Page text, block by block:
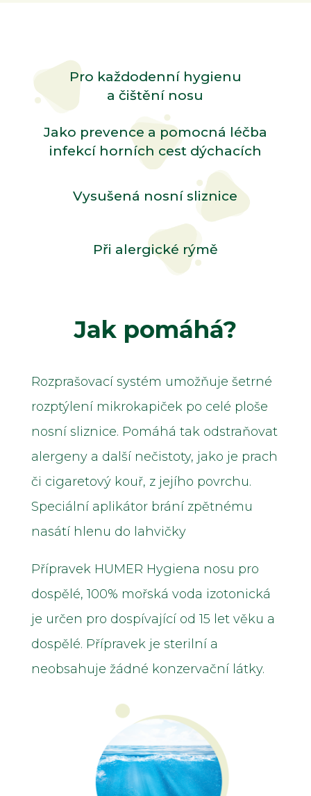
Pro každodenní hygienu
a čištění nosu
Jako prevence a pomocná léčba
infekcí horních cest dýchacích
Vysušená nosní sliznice
Při alergické rýmě
Jak pomáhá?
Rozprašovací systém umožňuje šetrné
rozptýlení mikrokapiček po celé ploše
nosní sliznice. Pomáhá tak odstraňovat
alergeny a další nečistoty, jako je prach
či cigaretový kouř, z jejího povrchu.
Speciální aplikátor brání zpětnému
nasátí hlenu do lahvičky
Přípravek HUMER Hygiena nosu pro
dospělé, 100% mořská voda izotonická
je určen pro dospívající od 15 let věku a
dospělé. Přípravek je sterilní a
neobsahuje žádné konzervační látky.